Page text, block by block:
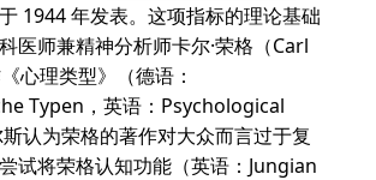
1944 年发表。这项指标的理论基础
医师兼精神分析师卡尔·荣格（Carl
心理类型》（德语：
Typen，英语：Psychological
认为荣格的著作对大众而言过于复
试将荣格认知功能（英语：Jungian